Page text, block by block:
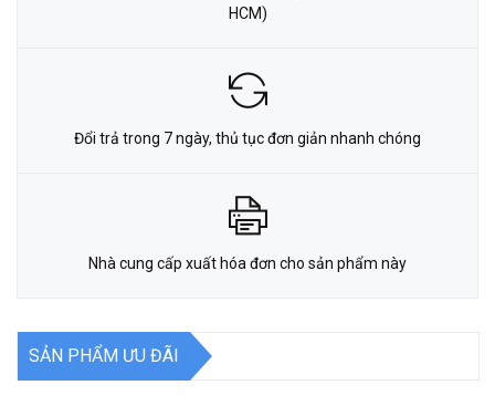
HCM)
Đổi trả trong 7 ngày, thủ tục đơn giản nhanh chóng
Nhà cung cấp xuất hóa đơn cho sản phẩm này
SẢN PHẨM ƯU ĐÃI